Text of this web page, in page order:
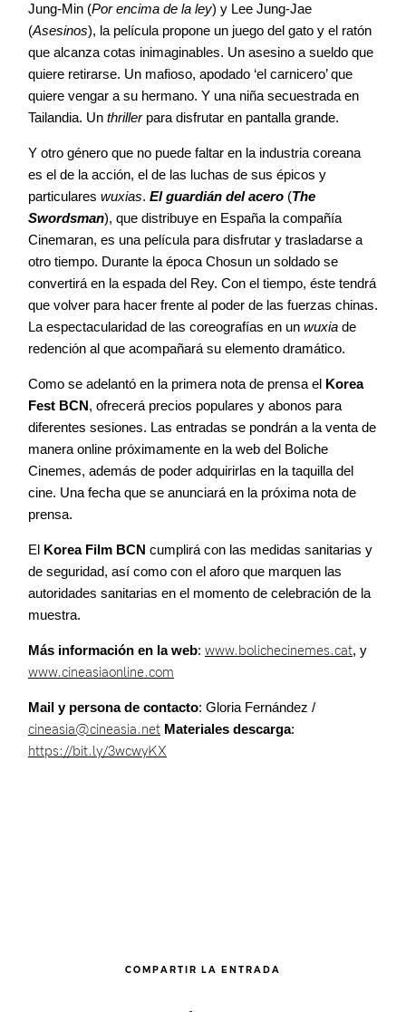
Jung-Min (Por encima de la ley) y Lee Jung-Jae
(Asesinos), la película propone un juego del gato y el ratón
que alcanza cotas inimaginables. Un asesino a sueldo que
quiere retirarse. Un mafioso, apodado ‘el carnicero’ que
quiere vengar a su hermano. Y una niña secuestrada en
Tailandia. Un thrillerpara disfrutar en pantalla grande.
Y otro género que no puede faltar en la industria coreana
es el de la acción, el de las luchas de sus épicos y
particulares wuxias. El guardián del acero (The
Swordsman), que distribuye en España la compañía
Cinemaran, es una película para disfrutar y trasladarse a
otro tiempo. Durante la época Chosun un soldado se
convertirá en la espada del Rey. Con el tiempo, éste tendrá
que volver para hacer frente al poder de las fuerzas chinas.
La espectacularidad de las coreografías en un wuxia de
redención al que acompañará su elemento dramático.
Como se adelantó en la primera nota de prensa el Korea
Fest BCN, ofrecerá precios populares y abonos para
diferentes sesiones. Las entradas se pondrán a la venta de
manera online próximamente en la web del Boliche
Cinemes, además de poder adquirirlas en la taquilla del
cine. Una fecha que se anunciará en la próxima nota de
prensa.
El Korea Film BCN cumplirá con las medidas sanitarias y
de seguridad, así como con el aforo que marquen las
autoridades sanitarias en el momento de celebración de la
muestra.
Más información en la web: www.bolichecinemes.cat, y
www.cineasiaonline.com
Mail y persona de contacto: Gloria Fernández /
cineasia@cineasia.net Materiales descarga:
https://bit.ly/3wcwyKX
COMPARTIR LA ENTRADA